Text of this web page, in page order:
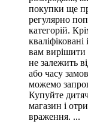
покупки ще
регулярно
категорій.
вам вирішити
не залежить
або часу
можемо
Купуйте
магазин і
враження. ...